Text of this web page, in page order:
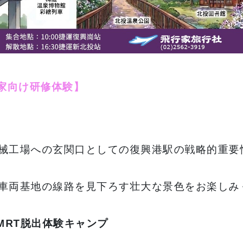
向け研修体験】
工場への玄関口としての復興港駅の戦略的重要
両基地の線路を見下ろす壮大な景色をお楽しみ
脱出体験キャンプ